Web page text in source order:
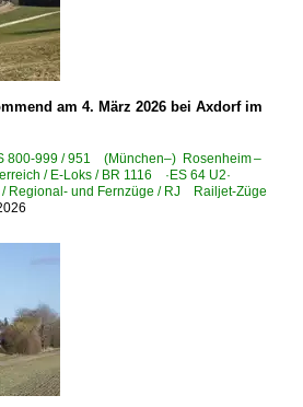
Namen
Züge
Züge
am 4. März 2026 bei Axdorf im
800-999 / 951 (München–) Rosenheim –
/ E-Loks / BR 1116 ·ES 64 U2·
/ Regional- und Fernzüge / RJ Railjet-Züge